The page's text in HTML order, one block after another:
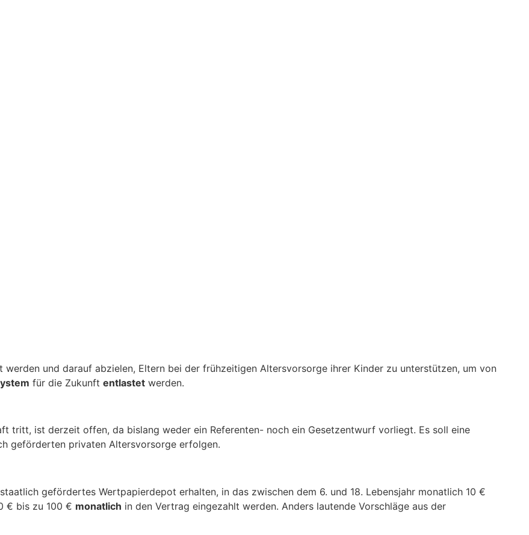
werden und darauf abzielen, Eltern bei der frühzeitigen Altersvorsorge ihrer Kinder zu unterstützen, um von
für die Zukunft entlastet werden.
tritt, ist derzeit offen, da bislang weder ein Referenten- noch ein Gesetzentwurf vorliegt. Es soll eine
geförderten privaten Altersvorsorge erfolgen.
gefördertes Wertpapierdepot erhalten, in das zwischen dem 6. und 18. Lebensjahr monatlich 10 €
€ bis zu 100 € monatlich in den Vertrag eingezahlt werden. Anders lautende Vorschläge aus der